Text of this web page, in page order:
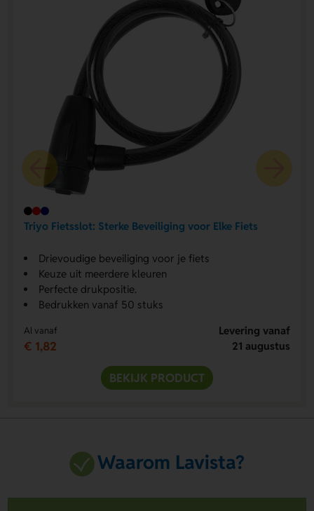
Triyo Fietsslot: Sterke Beveiliging voor Elke Fiets
Drievoudige beveiliging voor je fiets
Keuze uit meerdere kleuren
Perfecte drukpositie.
Bedrukken vanaf 50 stuks
Al vanaf
€ 1,82
Levering vanaf
21 augustus
BEKIJK PRODUCT
Waarom Lavista?